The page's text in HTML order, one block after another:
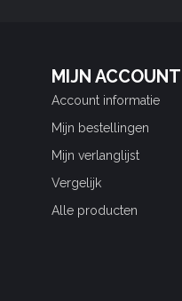
MIJN ACCOUNT
Account informatie
Mijn bestellingen
Mijn verlanglijst
Vergelijk
Alle producten